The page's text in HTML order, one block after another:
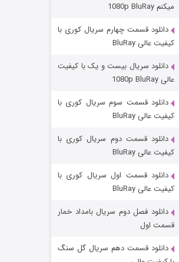
وستی ها
قسمت ۶ (زیرنویس) منتشر شد
میکنم 1080p BluRay
دانلود قسمت چهارم سریال کوری با
کیفیت عالی BluRay
دانلود سریال بیست و یک با کیفیت
عالی 1080p BluRay
دانلود قسمت سوم سریال کوری با
کیفیت عالی BluRay
دانلود قسمت دوم سریال کوری با
کیفیت عالی BluRay
دانلود قسمت اول سریال کوری با
کیفیت عالی BluRay
دانلود فصل دوم سریال بامداد خمار
قسمت اول
دانلود قسمت دهم سریال گل سنگ